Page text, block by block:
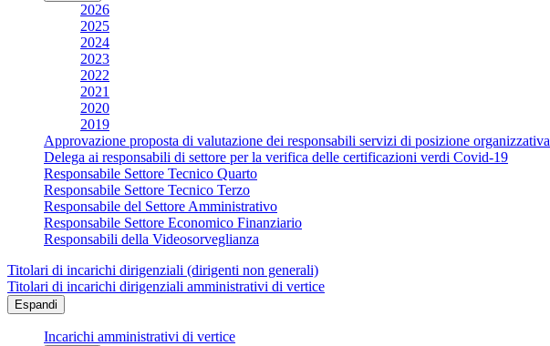
2026
2025
2024
2023
2022
2021
2020
2019
Approvazione proposta di valutazione dei responsabili servizi di posizione organizzativa
Delega ai responsabili di settore per la verifica delle certificazioni verdi Covid-19
Responsabile Settore Tecnico Quarto
Responsabile Settore Tecnico Terzo
Responsabile del Settore Amministrativo
Responsabile Settore Economico Finanziario
Responsabili della Videosorveglianza
Titolari di incarichi dirigenziali (dirigenti non generali)
Titolari di incarichi dirigenziali amministrativi di vertice
Espandi
Incarichi amministrativi di vertice